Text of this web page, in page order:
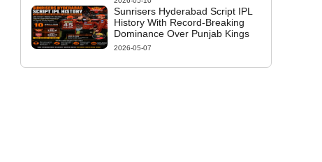
Sunrisers Hyderabad Script IPL
History With Record-Breaking
Dominance Over Punjab Kings
2026-05-07